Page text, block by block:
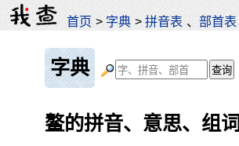
首页 > 字典 >拼音表 、部首表
字典
鳌的拼音、意思、组词